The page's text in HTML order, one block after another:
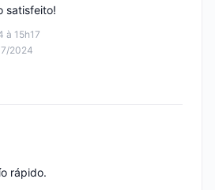
à 15h17
2024
satisfeito!
rápido.